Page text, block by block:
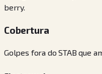
berry.
Cobertura
Golpes fora do STAB que